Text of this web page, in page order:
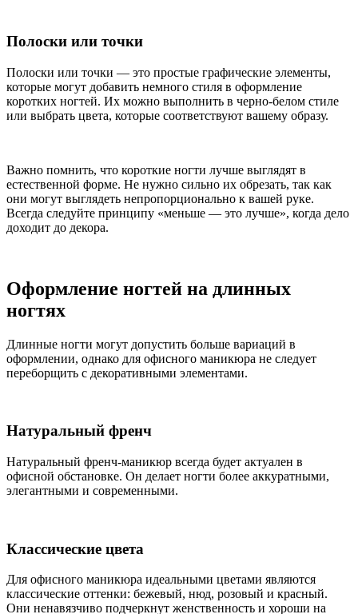
Полоски или точки
Полоски или точки — это простые графические элементы,
которые могут добавить немного стиля в оформление
коротких ногтей. Их можно выполнить в черно-белом стиле
или выбрать цвета, которые соответствуют вашему образу.
Важно помнить, что короткие ногти лучше выглядят в
естественной форме. Не нужно сильно их обрезать, так как
они могут выглядеть непропорционально к вашей руке.
Всегда следуйте принципу «меньше — это лучше», когда дело
доходит до декора.
Оформление ногтей на длинных
ногтях
Длинные ногти могут допустить больше вариаций в
оформлении, однако для офисного маникюра не следует
переборщить с декоративными элементами.
Натуральный френч
Натуральный френч-маникюр всегда будет актуален в
офисной обстановке. Он делает ногти более аккуратными,
элегантными и современными.
Классические цвета
Для офисного маникюра идеальными цветами являются
классические оттенки: бежевый, нюд, розовый и красный.
Они ненавязчиво подчеркнут женственность и хороши на